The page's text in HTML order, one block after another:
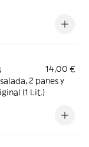
14,00 €
2 panes y
(1 Lit.)